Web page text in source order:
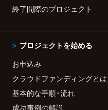
終了間際のプロジェクト
プロジェクトを始める
お申込み
クラウドファンディングとは
基本的な手順・流れ
成功事例の解説